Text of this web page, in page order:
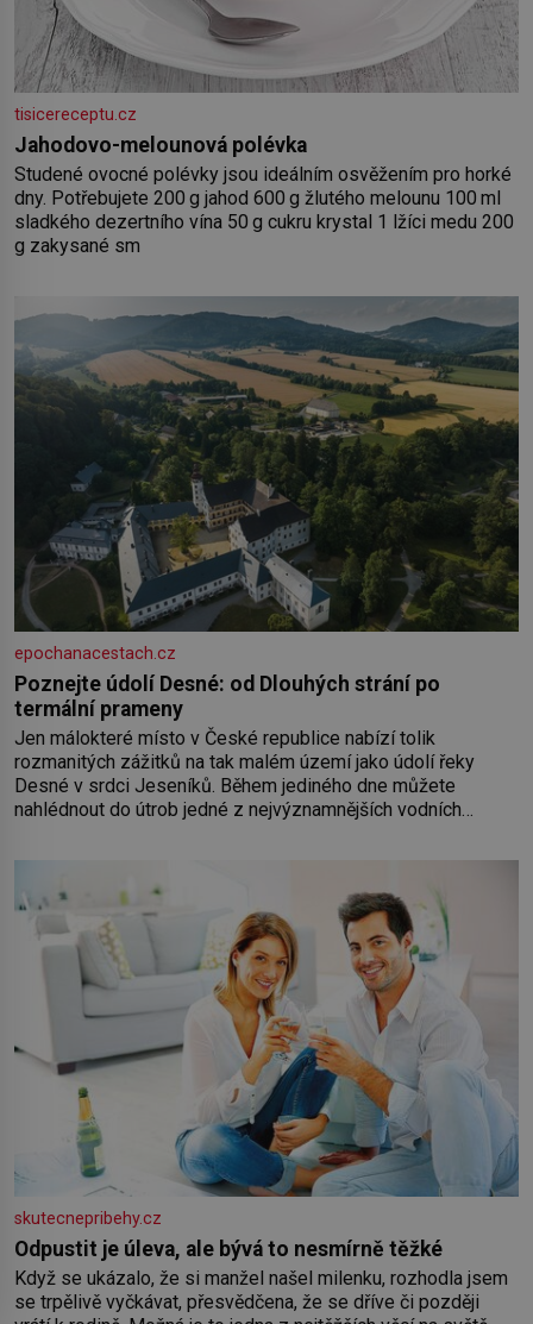
tisicereceptu.cz
Jahodovo-melounová polévka
Studené ovocné polévky jsou ideálním osvěžením pro horké
dny. Potřebujete 200 g jahod 600 g žlutého melounu 100 ml
sladkého dezertního vína 50 g cukru krystal 1 lžíci medu 200
g zakysané sm
epochanacestach.cz
Poznejte údolí Desné: od Dlouhých strání po
termální prameny
Jen málokteré místo v České republice nabízí tolik
rozmanitých zážitků na tak malém území jako údolí řeky
Desné v srdci Jeseníků. Během jediného dne můžete
nahlédnout do útrob jedné z nejvýznamnějších vodních
koloběžce a den zakončit poznáváním památek ve Velkých
skutecnepribehy.cz
Odpustit je úleva, ale bývá to nesmírně těžké
Když se ukázalo, že si manžel našel milenku, rozhodla jsem
se trpělivě vyčkávat, přesvědčena, že se dříve či později